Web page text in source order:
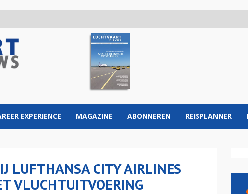
EXPERIENCE MAGAZINE ABONNEREN REISPLANNER
LUFTHANSA CITY AIRLINES
VLUCHTUITVOERING